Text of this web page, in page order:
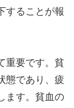
することが報
重要です。貧
態であり、疲
ます。貧血の